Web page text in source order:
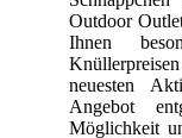
Outdoor
Ihnen
neuesten
Angebot
Möglichkeit